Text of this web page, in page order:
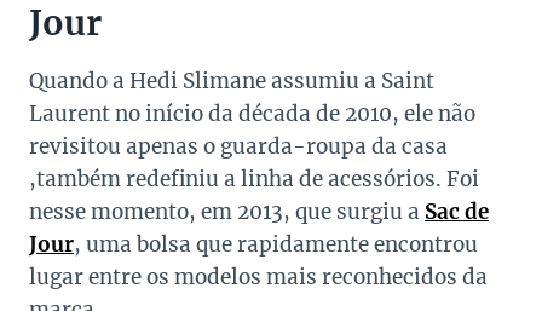
Jour
Quando a Hedi Slimane assumiu a Saint
Laurent no início da década de 2010, ele não
revisitou apenas o guarda-roupa da casa
,também redefiniu a linha de acessórios. Foi
nesse momento, em 2013, que surgiu a Sac de
Jour, uma bolsa que rapidamente encontrou
lugar entre os modelos mais reconhecidos da